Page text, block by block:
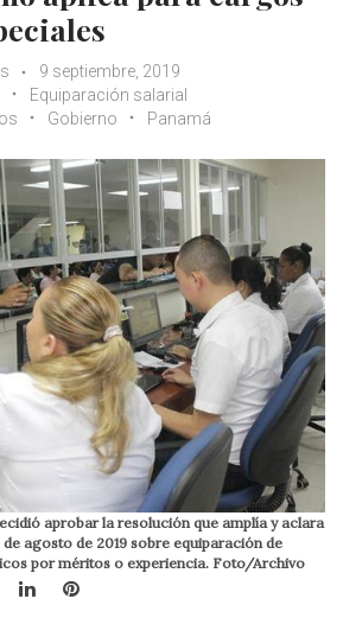
9 septiembre, 2019
Equiparación salarial
Gobierno Panamá
aprobar la resolución que amplía y aclara
agosto de 2019 sobre equiparación de
por méritos o experiencia. Foto/Archivo
LinkedInPinterest